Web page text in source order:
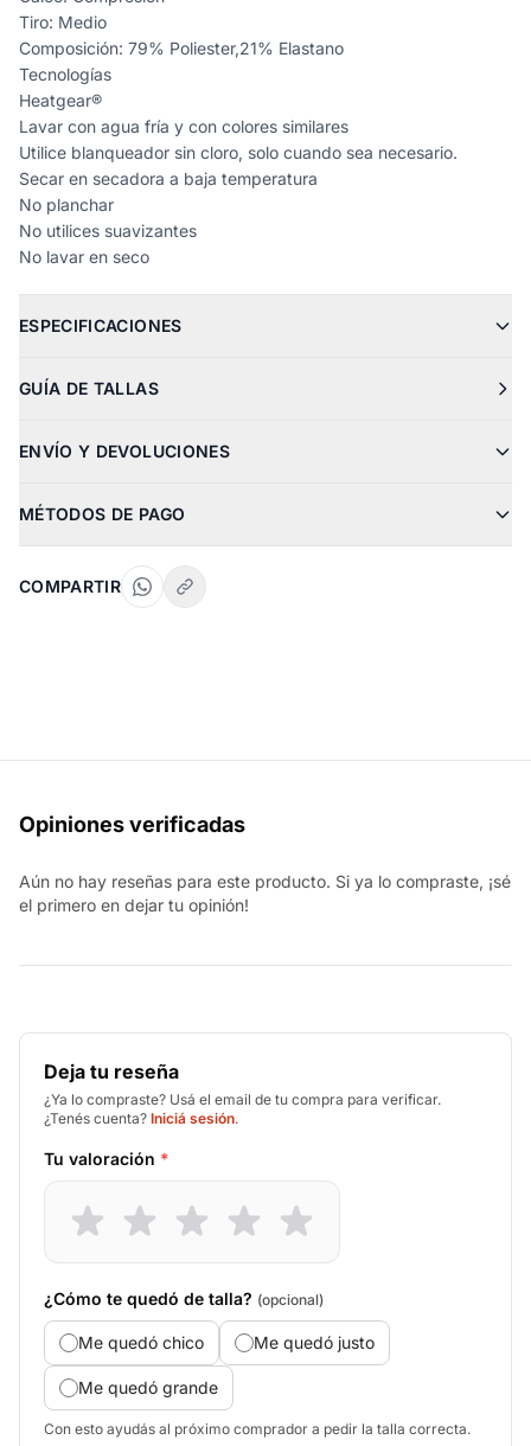
Tiro: Medio
Composición: 79% Poliester,21% Elastano
Tecnologías
Heatgear®
Lavar con agua fría y con colores similares
Utilice blanqueador sin cloro, solo cuando sea necesario.
Secar en secadora a baja temperatura
No planchar
No utilices suavizantes
No lavar en seco
ESPECIFICACIONES
GUÍA DE TALLAS
ENVÍO Y DEVOLUCIONES
MÉTODOS DE PAGO
COMPARTIR
Opiniones verificadas
Aún no hay reseñas para este producto. Si ya lo compraste, ¡sé
el primero en dejar tu opinión!
Deja tu reseña
¿Ya lo compraste? Usá el email de tu compra para verificar.
¿Tenés cuenta? Iniciá sesión.
Tu valoración *
¿Cómo te quedó de talla? (opcional)
Me quedó chico Me quedó justo
Me quedó grande
Con esto ayudás al próximo comprador a pedir la talla correcta.